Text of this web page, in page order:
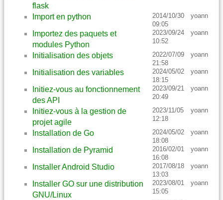
flask
Import en python
2014/10/30
09:05
yoann
Importez des paquets et
modules Python
2023/09/24
10:52
yoann
Initialisation des objets
2022/07/09
21:58
yoann
Initialisation des variables
2024/05/02
18:15
yoann
Initiez-vous au fonctionnement
des API
2023/09/21
20:49
yoann
Initiez-vous à la gestion de
projet agile
2023/11/05
12:18
yoann
Installation de Go
2024/05/02
18:08
yoann
Installation de Pyramid
2016/02/01
16:08
yoann
Installer Android Studio
2017/08/18
13:03
yoann
Installer GO sur une distribution
GNU/Linux
2023/08/01
15:05
yoann